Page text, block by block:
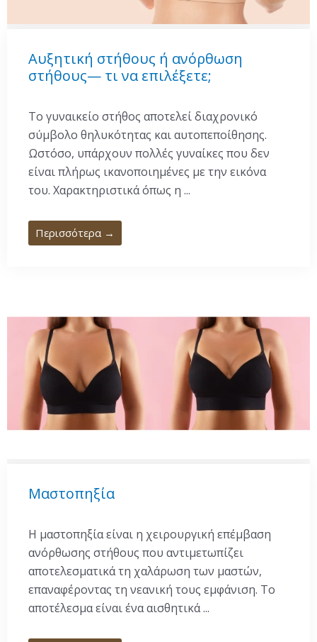
Αυξητική στήθους ή ανόρθωση
στήθους— τι να επιλέξετε;
Το γυναικείο στήθος αποτελεί διαχρονικό
σύμβολο θηλυκότητας και αυτοπεποίθησης.
Ωστόσο, υπάρχουν πολλές γυναίκες που δεν
είναι πλήρως ικανοποιημένες με την εικόνα
του. Χαρακτηριστικά όπως η ...
Περισσότερα →
Μαστοπηξία
Η μαστοπηξία είναι η χειρουργική επέμβαση
ανόρθωσης στήθους που αντιμετωπίζει
αποτελεσματικά τη χαλάρωση των μαστών,
επαναφέροντας τη νεανική τους εμφάνιση. Το
αποτέλεσμα είναι ένα αισθητικά ...